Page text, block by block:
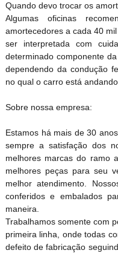
Quando devo trocar os
Algumas oficinas
amortecedores a cada 40
ser interpretada com
determinado componente
dependendo da condução
no qual o carro está
Sobre nossa empresa:
Estamos há mais de 30
sempre a satisfação dos
melhores marcas do ramo
melhores peças para seu
melhor atendimento.
conferidos e embalados
maneira.
Trabalhamos somente com
primeira linha, onde todas
defeito de fabricação